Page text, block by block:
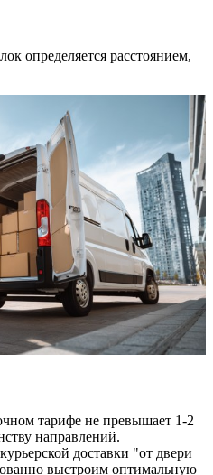
определяется расстоянием,
тарифе не превышает 1-2
направлений.
доставки "от двери
выстроим оптимальную